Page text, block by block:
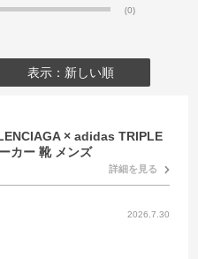
(0)
表示：新しい順
× adidas TRIPLE
カー 靴 メンズ
詳細を見る
2026.7.30